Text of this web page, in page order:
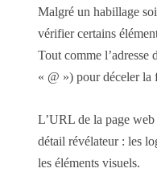
Malgré un habillage
vérifier certains
Tout comme
« @ ») pour déceler la
L’URL de la page
détail révélateur : les
les éléments visuels.